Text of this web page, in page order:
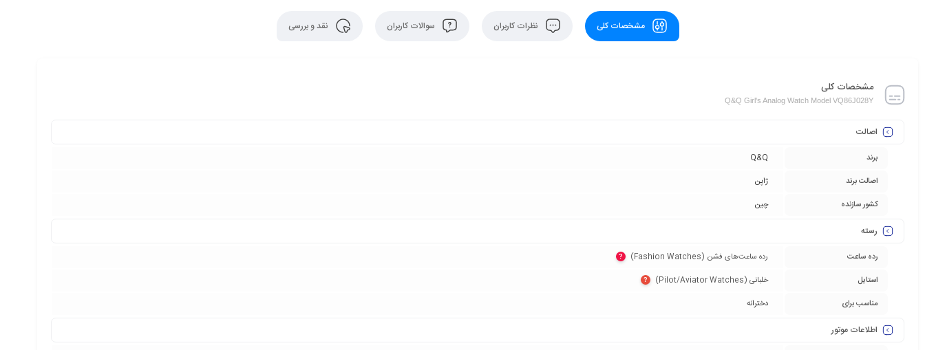
مشخصات کلی نظرات کاربران سوالات کاربران نقد و بررسی
مشخصات کلی
Q&Q Girl's Analog Watch Model VQ86J028Y
اصالت
برند
Q&Q
اصالت برند
ژاپن
کشور سازنده
چین
رسته
رده ساعت رده ساعت‌های فشن (Fashion Watches)‏ ?
استایل خلبانی (Pilot/Aviator Watches)‏ ?
مناسب برای دخترانه
اطلاعات موتور